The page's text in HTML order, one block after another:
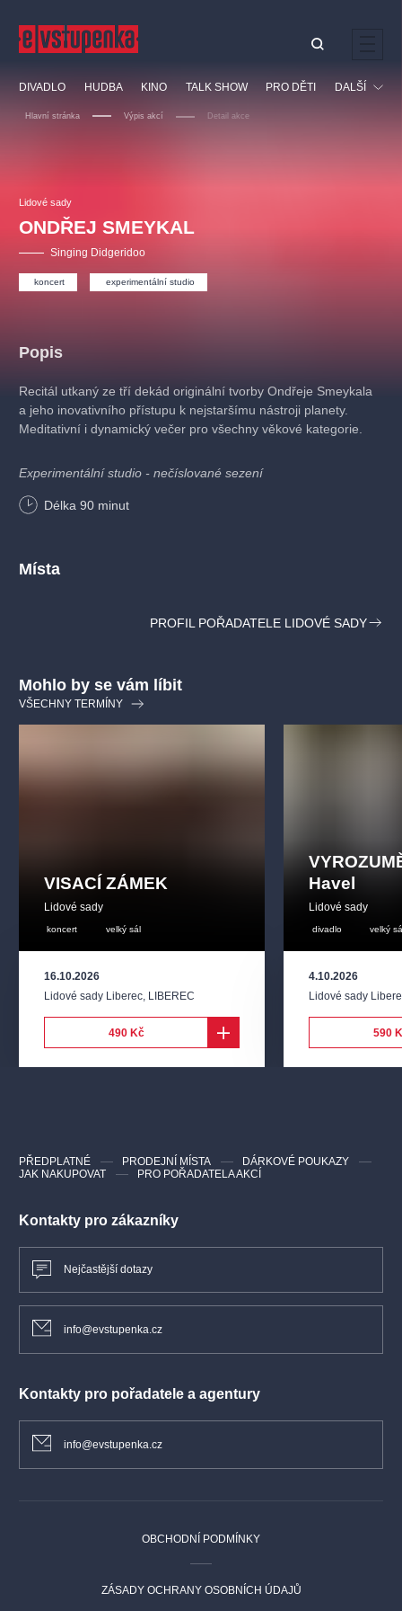
DIVADLO HUDBA KINO TALK SHOW PRO DĚTI DALŠÍ
Hlavní stránka Výpis akcí Detail akce
Lidové sady
ONDŘEJ SMEYKAL
Singing Didgeridoo
koncert experimentální studio
Popis
Recitál utkaný ze tří dekád originální tvorby Ondřeje Smeykala
a jeho inovativního přístupu k nejstaršímu nástroji planety.
Meditativní i dynamický večer pro všechny věkové kategorie.
Experimentální studio - nečíslované sezení
Délka 90 minut
Místa
PROFIL POŘADATELE LIDOVÉ SADY
Mohlo by se vám líbit
VŠECHNY TERMÍNY
VISACÍ ZÁMEK
Lidové sady
koncert velký sál
16.10.2026
Lidové sady Liberec, LIBEREC
490 Kč
Havel
Lidové sady
divadlo velký
4.10.2026
Lidové sady
590
Kontakty pro zákazníky
Nejčastější dotazy
info@evstupenka.cz
Kontakty pro pořadatele a agentury
info@evstupenka.cz
PŘEDPLATNÉ PRODEJNÍ MÍSTA
DÁRKOVÉ POUKAZY
JAK NAKUPOVAT
PRO POŘADATELA AKCÍ
OBCHODNÍ PODMÍNKY
ZÁSADY OCHRANY OSOBNÍCH ÚDAJŮ
Nejnavštěvovanější
doporučujeme